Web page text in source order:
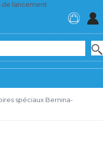
de lancement
spéciaux Bernina-